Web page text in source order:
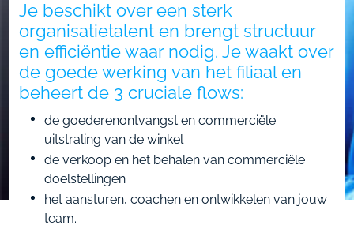
Je beschikt over een sterk
organisatietalent en brengt structuur
en efficiëntie waar nodig. Je waakt over
de goede werking van het filiaal en
beheert de 3 cruciale flows:
de goederenontvangst en commerciële
uitstraling van de winkel
de verkoop en het behalen van commerciële
doelstellingen
het aansturen, coachen en ontwikkelen van jouw
team.